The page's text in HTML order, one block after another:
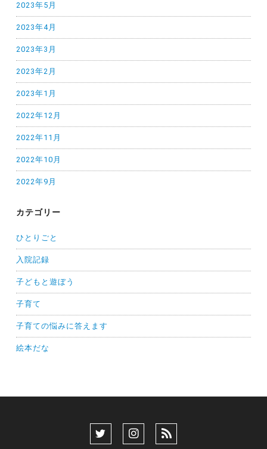
2023年5月
2023年4月
2023年3月
2023年2月
2023年1月
2022年12月
2022年11月
2022年10月
2022年9月
カテゴリー
ひとりごと
入院記録
子どもと遊ぼう
子育て
子育ての悩みに答えます
絵本だな